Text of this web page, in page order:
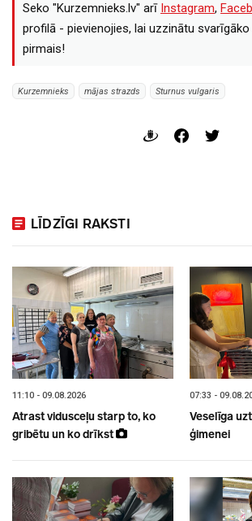
Seko "Kurzemnieks.lv" arī Instagram,
profilā - pievienojies, lai uzzinātu
pirmais!
Kurzemnieks mājas strazds Sturnus vulgaris
LĪDZĪGI RAKSTI
11:10 - 09.08.2026
Atrast vidusceļu starp to, ko
gribētu un ko drīkst
07:33 -
Veselīga
ģimenei